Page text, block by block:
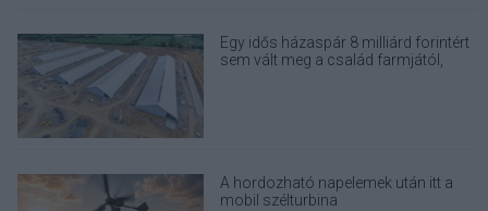
Egy idős házaspár 8 milliárd forintért
sem vált meg a család farmjától,
A hordozható napelemek után itt a
mobil szélturbina